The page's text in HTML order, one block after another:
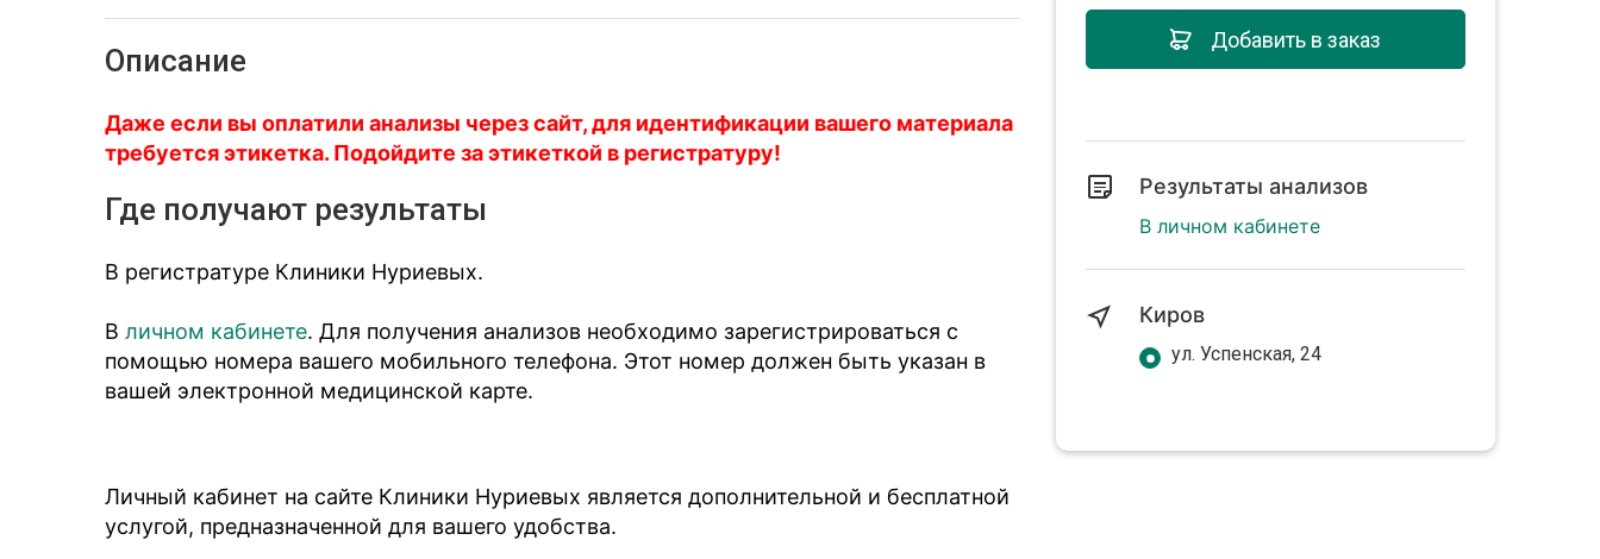
Описание
Даже если вы оплатили анализы через сайт, для идентификации вашего материала
требуется этикетка. Подойдите за этикеткой в регистратуру!
Где получают результаты
В регистратуре Клиники Нуриевых.
В личном кабинете. Для получения анализов необходимо зарегистрироваться с
помощью номера вашего мобильного телефона. Этот номер должен быть указан в
вашей электронной медицинской карте.
Личный кабинет на сайте Клиники Нуриевых является дополнительной и бесплатной
услугой, предназначенной для вашего удобства.
Добавить в заказ
Результаты анализов
В личном кабинете
Киров
ул. Успенская, 24